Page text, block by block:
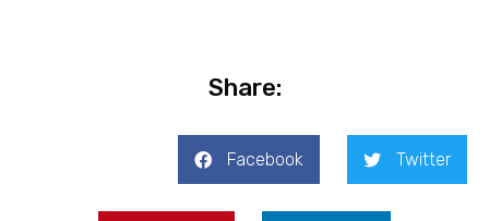
Share:
Facebook Twitter